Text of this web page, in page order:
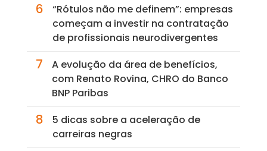
6
“Rótulos não me definem”: empresas
começam a investir na contratação
de profissionais neurodivergentes
7
A evolução da área de benefícios,
com Renato Rovina, CHRO do Banco
BNP Paribas
8
5 dicas sobre a aceleração de
carreiras negras